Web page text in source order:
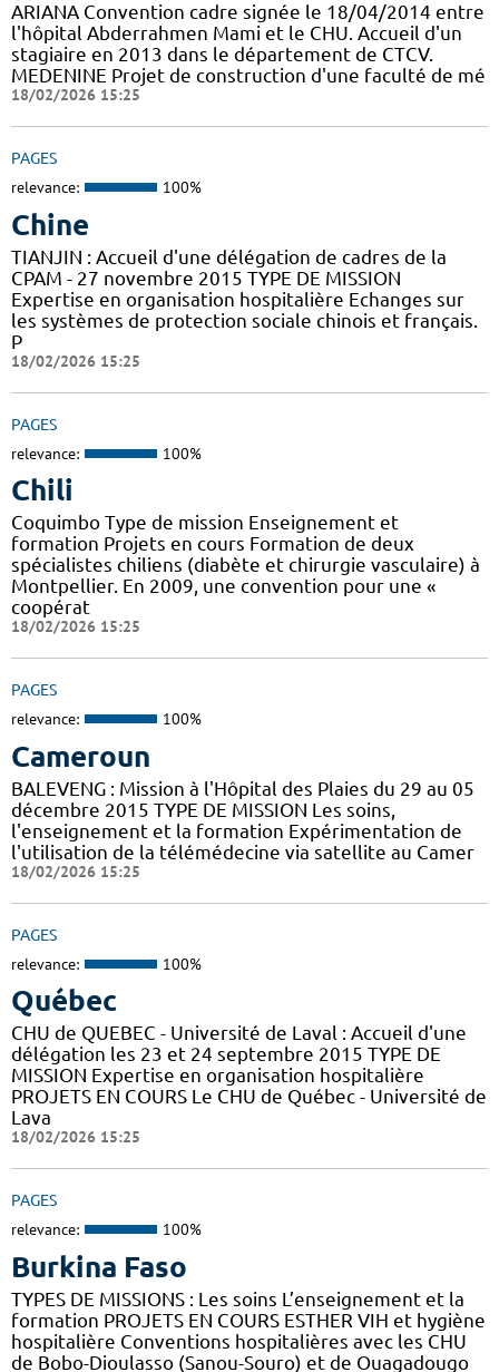
ARIANA Convention cadre signée le 18/04/2014 entre
l'hôpital Abderrahmen Mami et le CHU. Accueil d'un
stagiaire en 2013 dans le département de CTCV.
MEDENINE Projet de construction d'une faculté de mé
18/02/2026 15:25
PAGES
relevance: 100%
Chine
TIANJIN : Accueil d'une délégation de cadres de la
CPAM - 27 novembre 2015 TYPE DE MISSION
Expertise en organisation hospitalière Echanges sur
les systèmes de protection sociale chinois et français.
P
18/02/2026 15:25
PAGES
relevance: 100%
Chili
Coquimbo Type de mission Enseignement et
formation Projets en cours Formation de deux
spécialistes chiliens (diabète et chirurgie vasculaire) à
Montpellier. En 2009, une convention pour une «
coopérat
18/02/2026 15:25
PAGES
relevance: 100%
Cameroun
BALEVENG : Mission à l'Hôpital des Plaies du 29 au 05
décembre 2015 TYPE DE MISSION Les soins,
l'enseignement et la formation Expérimentation de
l'utilisation de la télémédecine via satellite au Camer
18/02/2026 15:25
PAGES
relevance: 100%
Québec
CHU de QUEBEC - Université de Laval : Accueil d'une
délégation les 23 et 24 septembre 2015 TYPE DE
MISSION Expertise en organisation hospitalière
PROJETS EN COURS Le CHU de Québec - Université de
Lava
18/02/2026 15:25
PAGES
relevance: 100%
Burkina Faso
TYPES DE MISSIONS : Les soins L’enseignement et la
formation PROJETS EN COURS ESTHER VIH et hygiène
hospitalière Conventions hospitalières avec les CHU
de Bobo-Dioulasso (Sanou-Souro) et de Ouagadougo